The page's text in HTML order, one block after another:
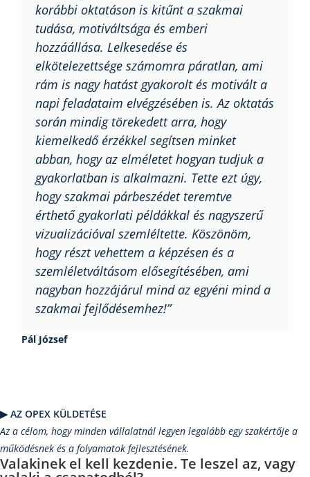
korábbi oktatáson is kitűnt a szakmai
tudása, motiváltsága és emberi
hozzáállása. Lelkesedése és
elkötelezettsége számomra páratlan, ami
rám is nagy hatást gyakorolt és motivált a
napi feladataim elvégzésében is. Az oktatás
során mindig törekedett arra, hogy
kiemelkedő érzékkel segítsen minket
abban, hogy az elméletet hogyan tudjuk a
gyakorlatban is alkalmazni. Tette ezt úgy,
hogy szakmai párbeszédet teremtve
érthető gyakorlati példákkal és nagyszerű
vizualizációval szemléltette. Köszönöm,
hogy részt vehettem a képzésen és a
szemléletváltásom elősegítésében, ami
nagyban hozzájárul mind az egyéni mind a
szakmai fejlődésemhez!”
Pál József
▶︎ AZ OPEX KÜLDETÉSE
Az a célom, hogy minden vállalatnál legyen legalább egy szakértője a
működésnek és a folyamatok fejlesztésének.
Valakinek el kell kezdenie. Te leszel az, vagy